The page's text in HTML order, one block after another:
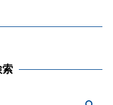
索